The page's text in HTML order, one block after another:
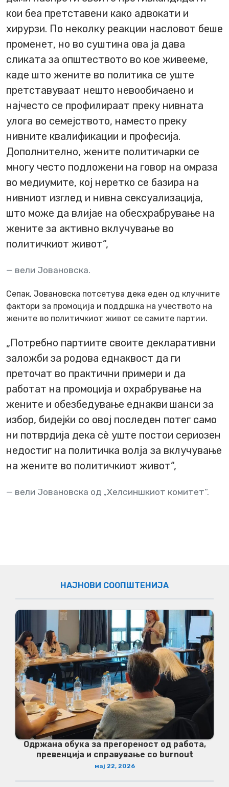
кои беа претставени како адвокати и
хирурзи. По неколку реакции насловот беше
променет, но во суштина ова ја дава
сликата за општеството во кое живееме,
каде што жените во политика се уште
претставуваат нешто невообичаено и
најчесто се профилираат преку нивната
улога во семејството, наместо преку
нивните квалификации и професија.
Дополнително, жените политичарки се
многу често подложени на говор на омраза
во медиумите, кој неретко се базира на
нивниот изглед и нивна сексуализација,
што може да влијае на обесхрабрување на
жените за активно вклучување во
политичкиот живот“,
вели Јовановска.
Сепак, Јовановска потсетува дека еден од клучните
фактори за промоција и поддршка на учеството на
жените во политичкиот живот се самите партии.
„Потребно партиите своите декларативни
заложби за родова еднаквост да ги
преточат во практични примери и да
работат на промоција и охрабрување на
жените и обезбедување еднакви шанси за
избор, бидејќи со овој последен потег само
ни потврдија дека сѐ уште постои сериозен
недостиг на политичка волја за вклучување
на жените во политичкиот живот“,
вели Јовановска од „Хелсиншкиот комитет“.
НАЈНОВИ СООПШТЕНИЈА
Одржана обука за прегореност од работа,
превенција и справување со burnout
мај 22, 2026